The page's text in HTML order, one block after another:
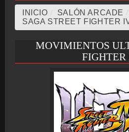
ARCADE
BONUS
INICIO SALÓN ARCADE
SAGA STREET FIGHTER
MOVIMIENTOS
FIGHTER